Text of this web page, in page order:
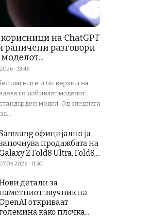
на ChatGPT
разговори
- 13:46
и Go верзии на
го добиваат моделот
модел. Од следната
официјално ја
продажбата на
Z Fold8 Ultra, Fold8,...
07.08.2026 - 11:50
детали за
звучник на
откриваат
како плочка...